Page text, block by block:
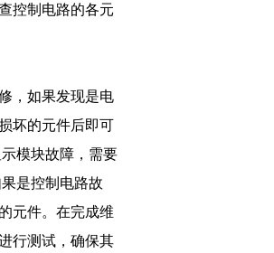
查控制电路的各元
，如果发现是电
损坏的元件后即可
块故障，需要
是控制电路故
件。在完成维
测试，确保其